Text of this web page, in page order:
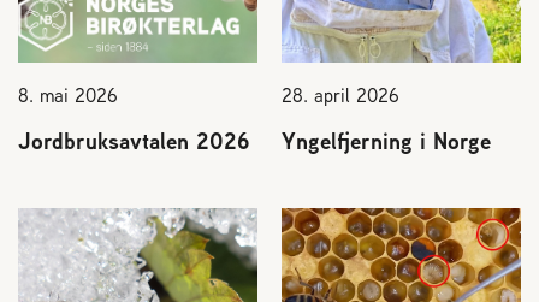
8. mai 2026
Jordbruksavtalen 2026
28. april 2026
Yngelfjerning i Norge